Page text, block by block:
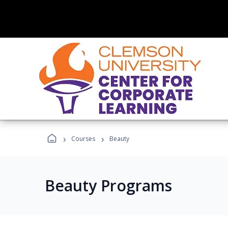
› Courses › Beauty
Beauty Programs